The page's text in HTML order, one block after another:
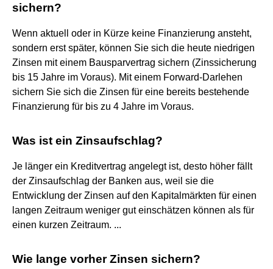
sichern?
Wenn aktuell oder in Kürze keine Finanzierung ansteht,
sondern erst später, können Sie sich die heute niedrigen
Zinsen mit einem Bausparvertrag sichern (Zinssicherung
bis 15 Jahre im Voraus). Mit einem Forward-Darlehen
sichern Sie sich die Zinsen für eine bereits bestehende
Finanzierung für bis zu 4 Jahre im Voraus.
Was ist ein Zinsaufschlag?
Je länger ein Kreditvertrag angelegt ist, desto höher fällt
der Zinsaufschlag der Banken aus, weil sie die
Entwicklung der Zinsen auf den Kapitalmärkten für einen
langen Zeitraum weniger gut einschätzen können als für
einen kurzen Zeitraum. ...
Wie lange vorher Zinsen sichern?